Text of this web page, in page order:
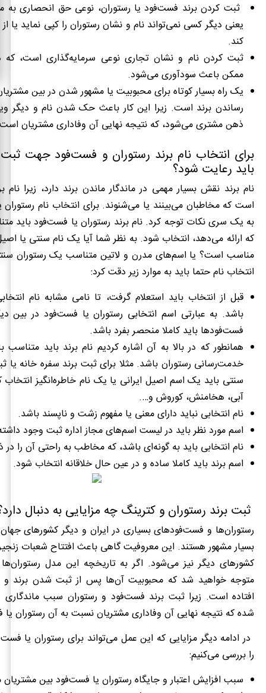
ثبت کردن برند فست‌فود یا رستوران، نوعی حق انحصاری به
یعنی دیگر کسی نمی‌تواند نام و نشان رستوران را کپی نماید یا
کند.
ثبت کردن نام و نشان تجاری نوعی سرمایه‌گذاری است، که
ممکن باعث سودآوری می‌شود.
یک راه بسیار کوتاه برای محبوبیت یا مشهور شدن در بین
رساندن برند است. زیرا این کار باعث حک شدن نام و دیگر
ذهن مشتری می‌شود، که نتیجه نهایی آن وفاداری مشتریان
برای انتخاب نام برند رستوران و فست‌فود جهت
باید رعایت شود؟
نام برند نقش بسیار مهمی در ماندگار ماندن برند دارد، زیرا نام
است که مخاطبان می‌بینند یا می‌شنوند. برای انتخاب نام
به یک سری نکات توجه کرد. نام برند رستوران یا فست‌فود باید
که ارائه می‌دهد، انتخاب شود. به نظر شما آیا یک نام سنتی یا
مناسب است؟ یا اسم‌های مدرن و لاتین متناسب یک رستوران
انتخاب نام حتما باید به موارد زیر دقت کرد:
قبل از انتخاب باید استعلام گرفت، تا نامی مشابه نام
باشد. به عبارتی اسم انتخابی رستوران یا فست‌فود در بین
فست‌فود‌ها باید کاملا منحصر بفرد باشد.
همانطور که در بالا به آن اشاره کردیم نام برند باید متناسب
خدمت‌رسانی رستوران باشد. مثلا برای ثبت برند سفره خانه یا
سنتی باید یک اسم اصیل ایرانی یا یک نام خاطره‌انگیز
آبی، هخامنش، کوروش و….
نام انتخابی نباید دارای معنی یا مفهوم زشت و ناپسند باشد.
اسم مورد نظر باید در لیست اسم‌های مجاز اداره ثبت وجود
نام انتخابی باید به گونه‌ای باشد، که مخاطب به راحتی آن را
اسم برند باید کاملا ساده و در عین حال خلاقانه انتخاب شود.
ثبت برند رستوران و کترینگ چه مزایایی به دنبال
رستوران‌ها و فست‌فودهای بسیاری در ایران و دیگر کشورهای
بسیار مشهور هستند. این معروفیت گاهی باعث افتتاح شعبات
کشورهای دیگر نیز می‌شود. اگر به تاریخچه این مدل رستوران‌ها
متوجه خواهید شد که محبوبیت آن‌ها پس از ثبت شدن برند و
افتاده است. زیرا ثبت برند فست‌فود و رستوران سبب
شده که نتیجه نهایی آن وفاداری مشتریان نسبت به آن رستوران
در ادامه دیگر مزایایی که این عمل می‌تواند برای رستوران یا
را بررسی می‌کنیم:
سبب افزایش اعتبار و جایگاه رستوران یا فست‌فود بین